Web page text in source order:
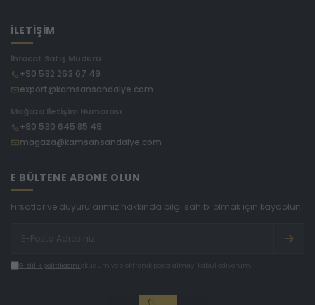
İLETİŞİM
İhracat Satış Müdürü
+90 532 263 67 49
export@kamsansandalye.com
Mağaza İletişim Numarası
+90 530 645 85 49
magaza@kamsansandalye.com
E BÜLTENE ABONE OLUN
Fırsatlar ve duyurularımız hakkında bilgi sahibi olmak için kaydolun.
Gizlilik politikasını okudum ve elektronik posta almayı kabul ediyorum.